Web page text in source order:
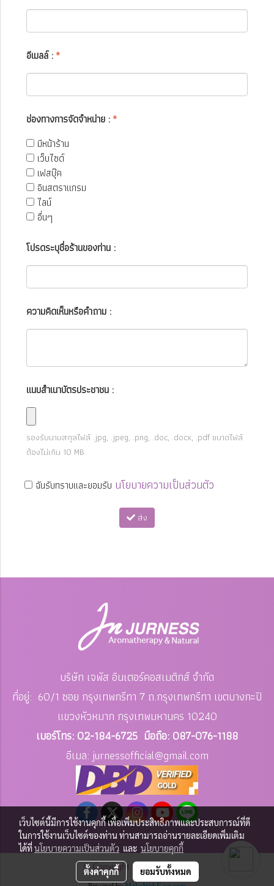
อีเมลล์ : *
ช่องทางการจัดจำหน่าย : *
มีหน้าร้าน
เว็บไซด์
เฟสบุ๊ค
อินสตราแกรม
ไลน์
อื่นๆ
โปรดระบุชื่อร้านของท่าน :
ความคิดเห็นหรือคำถาม :
แนบสำเนาบัตรประชาชน :
รองรับนามสกุลไฟล์ .jpg, .jpeg, .png, .doc, .docx, .pdf ขนาดไฟล์
ต้องไม่เกิน 10 MB
ฉันรับทราบและยอมรับ นโยบายความเป็นส่วนตัว
ส่ง
บริษัท เจพัส อินเตอร์คอสเมติกส์ จำกัด
ที่อยู่: 60/1 ซอย กรุงเทพกรีทา 7 ถ.กรุงเทพกรีทา เขตบางกะปิ
แขวงหัวหมาก กรุงเทพมหานคร 10240
เบอร์โทร: 02-184-6725 มือถือ: 087-076-1188
อีเมล: jurnessofficial@gmail.com
© Copyright by jurness.com
เว็บไซต์นี้มีการใช้งานคุกกี้ เพื่อเพิ่มประสิทธิภาพและประสบการณ์ที่ดี
ในการใช้งานเว็บไซต์ของท่าน ท่านสามารถอ่านรายละเอียดเพิ่มเติม
ได้ที่นโยบายความเป็นส่วนตัว และ นโยบายคุกกี้
ตั้งค่าคุกกี้ ยอมรับทั้งหมด